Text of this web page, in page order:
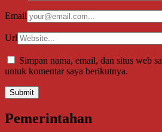
Email
Url
Simpan nama, email, dan situs web
untuk komentar saya berikutnya.
Pemerintahan